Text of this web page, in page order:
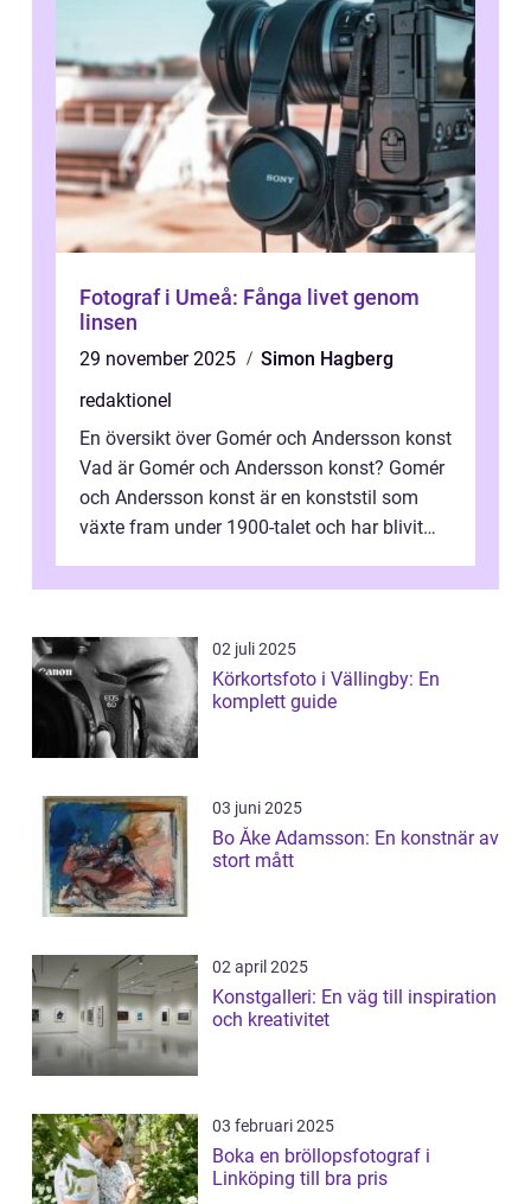
Fotograf i Umeå: Fånga livet genom
linsen
29 november 2025
Simon Hagberg
redaktionel
En översikt över Gomér och Andersson konst
Vad är Gomér och Andersson konst? Gomér
och Andersson konst är en konststil som
växte fram under 1900-talet och har blivit
02 juli 2025
Körkortsfoto i Vällingby: En
komplett guide
03 juni 2025
Bo Åke Adamsson: En konstnär av
stort mått
02 april 2025
Konstgalleri: En väg till inspiration
och kreativitet
03 februari 2025
Boka en bröllopsfotograf i
Linköping till bra pris